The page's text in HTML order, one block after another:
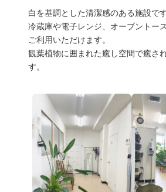
白を基調とした清潔感のある施設です
冷蔵庫や電子レンジ、オーブントー
ご利用いただけます。
観葉植物に囲まれた癒し空間で癒さ
す。